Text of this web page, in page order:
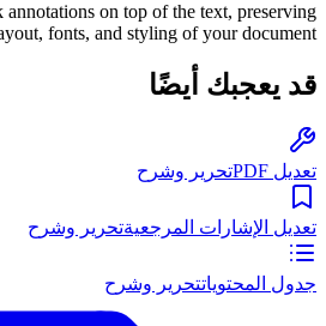
on top of the text, preserving
fonts, and styling of your document.
قد يعجبك أيضًا
تعديل PDF تحرير وشرح
تعديل الإشارات المرجعيةتحرير وشرح
جدول المحتوياتتحرير وشرح